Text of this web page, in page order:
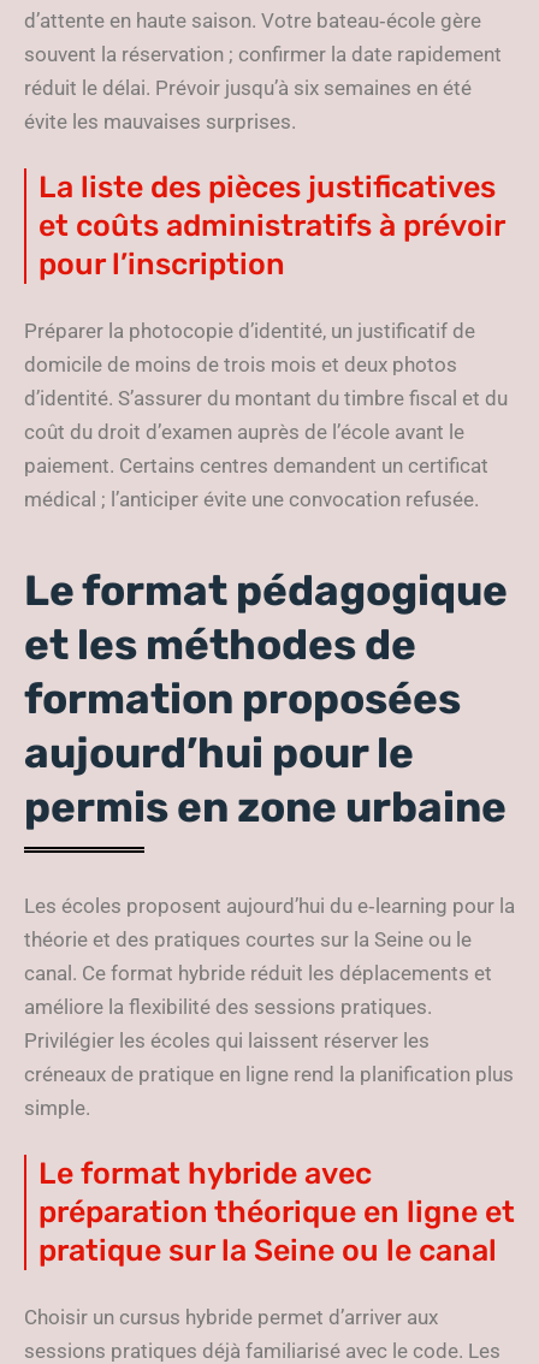
d’attente en haute saison. Votre bateau‑école gère
souvent la réservation ; confirmer la date rapidement
réduit le délai. Prévoir jusqu’à six semaines en été
évite les mauvaises surprises.
La liste des pièces justificatives
et coûts administratifs à prévoir
pour l’inscription
Préparer la photocopie d’identité, un justificatif de
domicile de moins de trois mois et deux photos
d’identité. S’assurer du montant du timbre fiscal et du
coût du droit d’examen auprès de l’école avant le
paiement. Certains centres demandent un certificat
médical ; l’anticiper évite une convocation refusée.
Le format pédagogique
et les méthodes de
formation proposées
aujourd’hui pour le
permis en zone urbaine
Les écoles proposent aujourd’hui du e‑learning pour la
théorie et des pratiques courtes sur la Seine ou le
canal. Ce format hybride réduit les déplacements et
améliore la flexibilité des sessions pratiques.
Privilégier les écoles qui laissent réserver les
créneaux de pratique en ligne rend la planification plus
simple.
Le format hybride avec
préparation théorique en ligne et
pratique sur la Seine ou le canal
Choisir un cursus hybride permet d’arriver aux
sessions pratiques déjà familiarisé avec le code. Les